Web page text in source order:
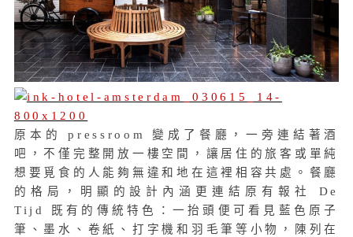
原本的 pressroom 變成了餐廳，一旁連結著酒
吧，不僅完整開放一樓空間，讓居住的旅客或單純
想要覓食的人能夠無違和地在這裡相容共處。餐廳
的格局，明顯的設計內涵更連結原有報社 De
Tijd 既有的傳統特色：一抬頭便可看見藍色原子
筆、墨水、卷紙、打字機和羽毛筆等小物，陳列在